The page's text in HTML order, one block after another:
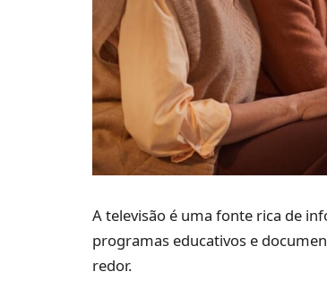
A televisão é uma fonte rica de
programas educativos e
redor.